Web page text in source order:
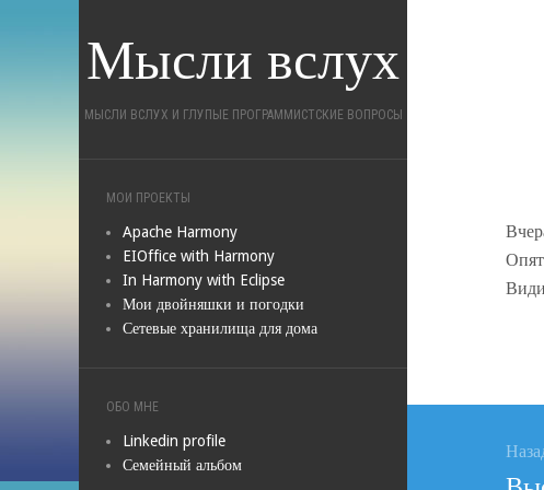
Мысли вслух
МЫСЛИ ВСЛУХ И ГЛУПЫЕ ПРОГРАММИСТСКИЕ ВОПРОСЫ
МОИ ПРОЕКТЫ
Apache Harmony
EIOffice with Harmony
In Harmony with Eclipse
Мои двойняшки и погодки
Сетевые хранилища для дома
ОБО МНЕ
Linkedin profile
Семейный альбом